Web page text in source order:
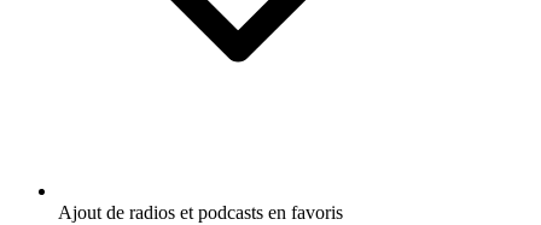
Ajout de radios et podcasts en favoris